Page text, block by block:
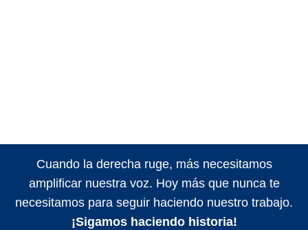
Cuando la derecha ruge, más necesitamos
amplificar nuestra voz. Hoy más que nunca te
necesitamos para seguir haciendo nuestro trabajo.
¡Sigamos haciendo historia!